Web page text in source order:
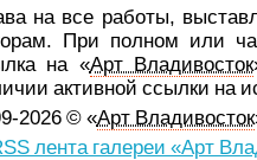
на все работы,
При полном или
на «Арт Владивосток
активной ссылки на
2026 © «Арт Владивосток
лента галереи «Арт